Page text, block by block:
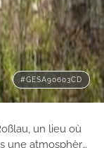
#GESA90603CD
un lieu où
une atmosphère